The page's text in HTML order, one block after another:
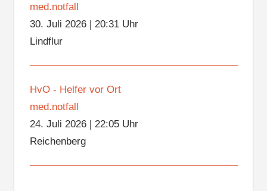
med.notfall
30. Juli 2026| 20:31 Uhr
Lindflur
HvO - Helfer vor Ort
med.notfall
24. Juli 2026| 22:05 Uhr
Reichenberg